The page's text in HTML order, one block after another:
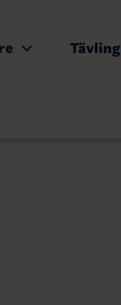
Tävling